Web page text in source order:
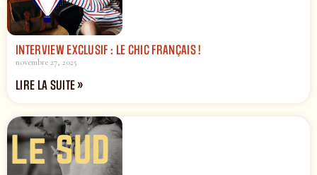
INTERVIEW EXCLUSIF : LE CHIC FRANÇAIS !
novembre 27, 2025
LIRE LA SUITE »